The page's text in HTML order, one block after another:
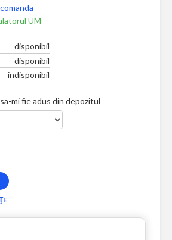
UM
disponibil
disponibil
indisponibil
mi fie adus din depozitul